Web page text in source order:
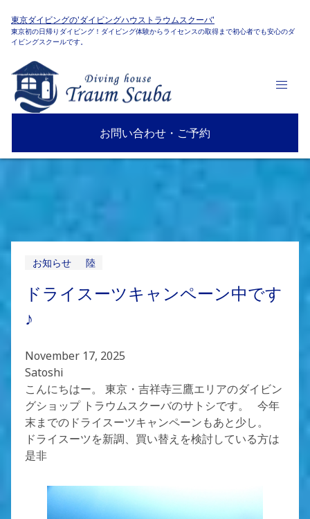
東京ダイビングの'ダイビングハウストラウムスクーバ'
東京初の日帰りダイビング！ダイビング体験からライセンスの取得まで初心者でも安心のダ
イビングスクールです。
お問い合わせ・ご予約
お知らせ 陸
ドライスーツキャンペーン中です
♪
November 17, 2025
Satoshi
こんにちはー。 東京・吉祥寺三鷹エリアのダイビン
グショップ トラウムスクーバのサトシです。 今年
末までのドライスーツキャンペーンもあと少し。
ドライスーツを新調、買い替えを検討している方は
是非